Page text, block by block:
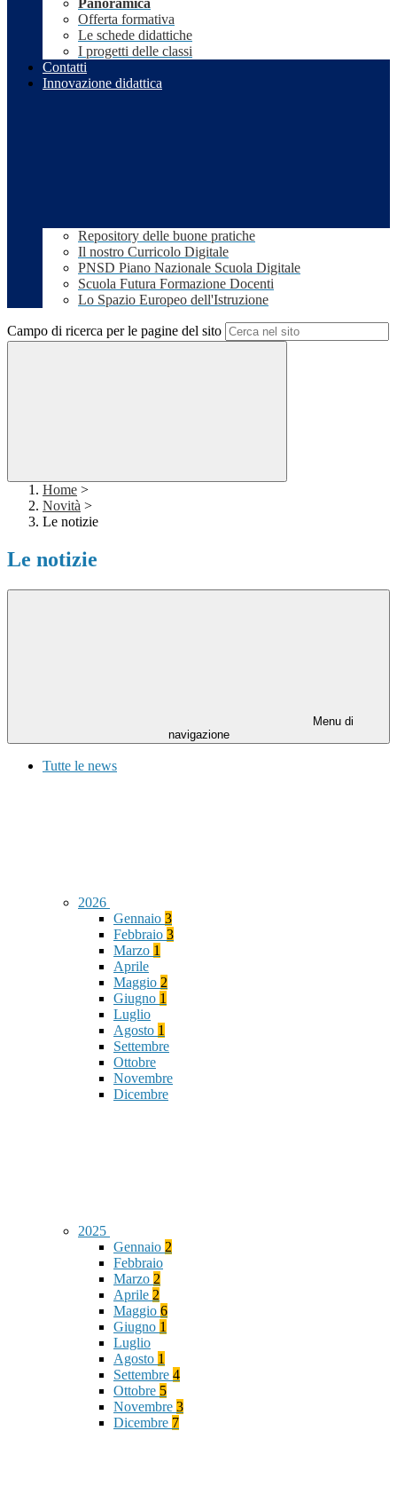
Panoramica
Offerta formativa
Le schede didattiche
I progetti delle classi
Contatti
Innovazione didattica
Repository delle buone pratiche
Il nostro Curricolo Digitale
PNSD Piano Nazionale Scuola Digitale
Scuola Futura Formazione Docenti
Lo Spazio Europeo dell'Istruzione
Campo di ricerca per le pagine del sito
Home >
Novità >
Le notizie
Le notizie
Menu di
navigazione
Tutte le news
2026
Gennaio 3
Febbraio 3
Marzo 1
Aprile
Maggio 2
Giugno 1
Luglio
Agosto 1
Settembre
Ottobre
Novembre
Dicembre
2025
Gennaio 2
Febbraio
Marzo 2
Aprile 2
Maggio 6
Giugno 1
Luglio
Agosto 1
Settembre 4
Ottobre 5
Novembre 3
Dicembre 7